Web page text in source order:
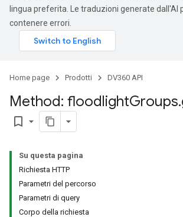
lingua preferita. Le traduzioni generate dall'AI
contenere errori.
Home page Prodotti DV360 API
Method: floodlightGroups.
bookmark_border
Su questa pagina
Richiesta HTTP
Parametri del percorso
Parametri di query
Corpo della richiesta